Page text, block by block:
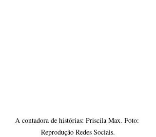
A contadora de histórias: Priscila Max. Foto:
Reprodução Redes Sociais.